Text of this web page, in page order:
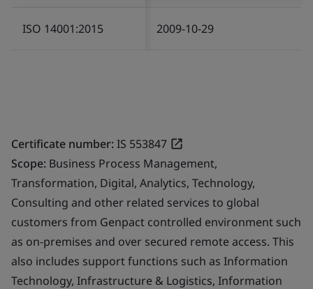
ISO 14001:2015 2009-10-29
Certificate number:IS 553847
Scope: Business Process Management,
Transformation, Digital, Analytics, Technology,
Consulting and other related services to global
customers from Genpact controlled environment such
as on-premises and over secured remote access. This
also includes support functions such as Information
Technology, Infrastructure & Logistics, Information